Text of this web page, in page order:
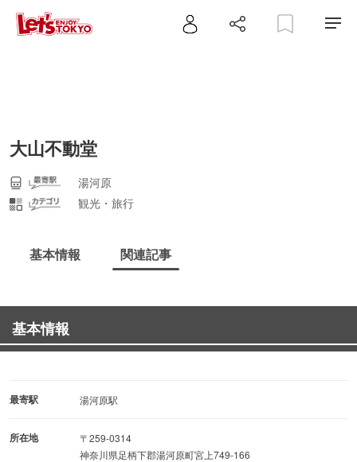
大山不動堂
湯河原
観光・旅行
基本情報 関連記事
基本情報
最寄駅 湯河原駅
所在地
〒259-0314
神奈川県足柄下郡湯河原町宮上749-166